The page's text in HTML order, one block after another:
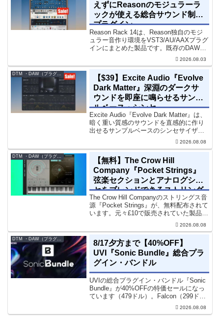
えずにReasonのモジュラーラ
ックが使える総合サウンド制作
プラグイン
Reason Rack 14は、Reason独自のモジ
ュラー音作り環境をVST3/AU/AAXプラグ
インにまとめた製品です。既存のDAWを
乗り換えることなく、68種類のシンセや
エフェクト、CV配線をそのままトラック
2026.08.03
【$39】Excite Audio『Evolve
Dark Matter』深淵のダークサ
ウンドを即座に鳴らせるサンプ
ルベース・シンセ
Excite Audio『Evolve Dark Matter』は、
暗く重い質感のサウンドを直感的に作り
出せるサンプルベースのシンセサイザー
です。ダークD&Bやアトモスフェリッ
2026.08.08
【無料】The Crow Hill
Company『Pocket Strings』
弦楽セクションとアナログシン
セをブレンドできるストリング
ス音源プラグイン
The Crow Hill Companyのストリングス音
源『Pocket Strings』が、無料配布されて
います。元々£10で販売されていた製品で
す。『Pocket Strings』についてPocket
2026.08.08
DTM ・DAW（プラグイン、シンセなど）のセール情報
8/17夕方まで【40%OFF】
UVI『Sonic Bundle』総合プラ
グイン・バンドル
UVIの総合プラグイン・バンドル『Sonic
Bundle』が40%OFFの特価セールになっ
ています（479ドル）。Falcon（299ド
ル）も入っています。UVI Sonic Bundle
Sale - 40% OFF＊セール終了予定日：...
2026.08.08